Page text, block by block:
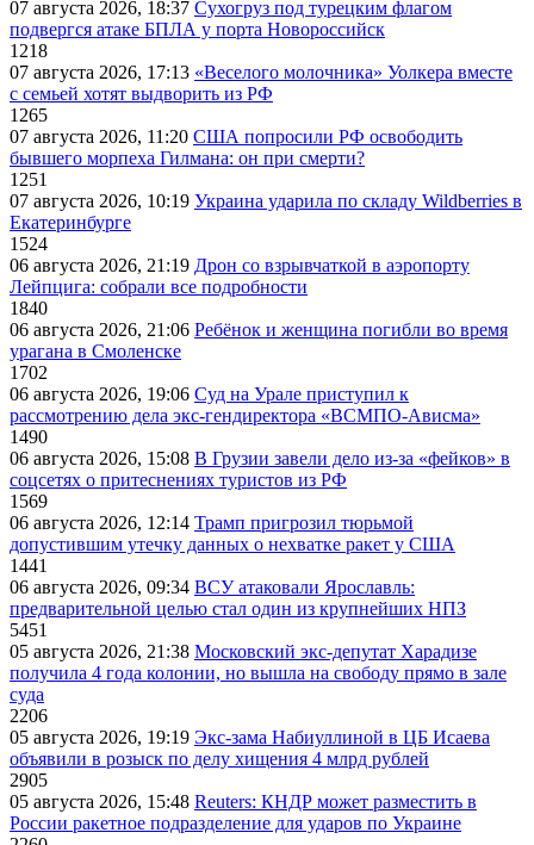
07 августа 2026, 18:37 Сухогруз под турецким флагом
подвергся атаке БПЛА у порта Новороссийск
1218
07 августа 2026, 17:13 «Веселого молочника» Уолкера вместе
с семьей хотят выдворить из РФ
1265
07 августа 2026, 11:20 США попросили РФ освободить
бывшего морпеха Гилмана: он при смерти?
1251
07 августа 2026, 10:19 Украина ударила по складу Wildberries в
Екатеринбурге
1524
06 августа 2026, 21:19 Дрон со взрывчаткой в аэропорту
Лейпцига: собрали все подробности
1840
06 августа 2026, 21:06 Ребёнок и женщина погибли во время
урагана в Смоленске
1702
06 августа 2026, 19:06 Суд на Урале приступил к
рассмотрению дела экс-гендиректора «ВСМПО-Ависма»
1490
06 августа 2026, 15:08 В Грузии завели дело из-за «фейков» в
соцсетях о притеснениях туристов из РФ
1569
06 августа 2026, 12:14 Трамп пригрозил тюрьмой
допустившим утечку данных о нехватке ракет у США
1441
06 августа 2026, 09:34 ВСУ атаковали Ярославль:
предварительной целью стал один из крупнейших НПЗ
5451
05 августа 2026, 21:38 Московский экс-депутат Харадизе
получила 4 года колонии, но вышла на свободу прямо в зале
суда
2206
05 августа 2026, 19:19 Экс-зама Набиуллиной в ЦБ Исаева
объявили в розыск по делу хищения 4 млрд рублей
2905
05 августа 2026, 15:48 Reuters: КНДР может разместить в
России ракетное подразделение для ударов по Украине